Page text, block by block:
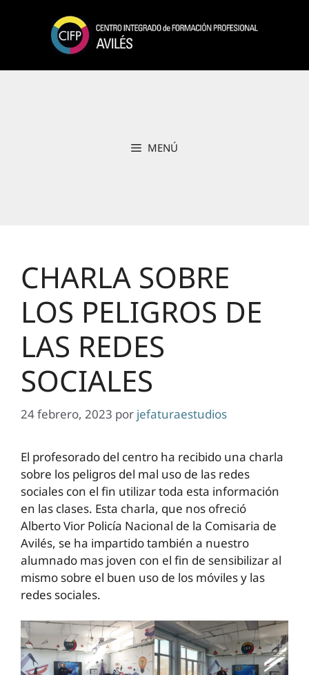
contenido
MENÚ
CHARLA SOBRE
LOS PELIGROS DE
LAS REDES
SOCIALES
24 febrero, 2023 por jefaturaestudios
El profesorado del centro ha recibido una charla
sobre los peligros del mal uso de las redes
sociales con el fin utilizar toda esta información
en las clases. Esta charla, que nos ofreció
Alberto Vior Policía Nacional de la Comisaria de
Avilés, se ha impartido también a nuestro
alumnado mas joven con el fin de sensibilizar al
mismo sobre el buen uso de los móviles y las
redes sociales.